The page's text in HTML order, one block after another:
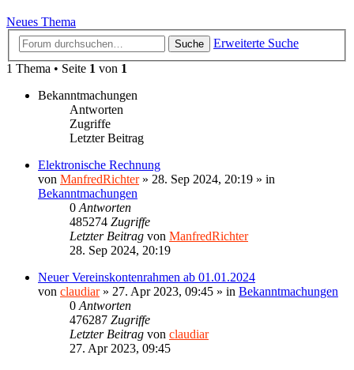
Neues Thema
Suche
Erweiterte Suche
1 Thema • Seite 1 von 1
Bekanntmachungen
Antworten
Zugriffe
Letzter Beitrag
Elektronische Rechnung
von ManfredRichter» 28. Sep 2024, 20:19 » in
Bekanntmachungen
0 Antworten
485274 Zugriffe
Letzter Beitrag von ManfredRichter
28. Sep 2024, 20:19
Neuer Vereinskontenrahmen ab 01.01.2024
von claudiar» 27. Apr 2023, 09:45 » in Bekanntmachungen
0 Antworten
476287 Zugriffe
Letzter Beitrag von claudiar
27. Apr 2023, 09:45